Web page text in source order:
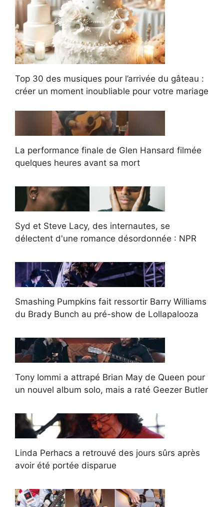
Top 30 des musiques pour l’arrivée du gâteau :
créer un moment inoubliable pour votre mariage
La performance finale de Glen Hansard filmée
quelques heures avant sa mort
Syd et Steve Lacy, des internautes, se
délectent d'une romance désordonnée : NPR
Smashing Pumpkins fait ressortir Barry Williams
du Brady Bunch au pré-show de Lollapalooza
Tony Iommi a attrapé Brian May de Queen pour
un nouvel album solo, mais a raté Geezer Butler
Linda Perhacs a retrouvé des jours sûrs après
avoir été portée disparue